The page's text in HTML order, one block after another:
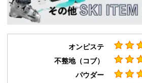
オンピステ
不整地（コブ）
パウダー